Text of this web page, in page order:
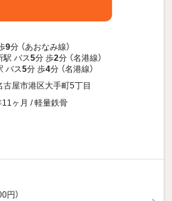
9分 （あおなみ線）
駅 バス5分 歩2分 （名港線）
バス5分 歩4分 （名港線）
古屋市港区大手町5丁目
ヶ月 / 軽量鉄骨
円）